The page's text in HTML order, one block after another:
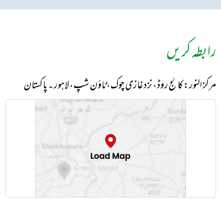
رابطہ کریں
مرکز النور: کالج روڈ، نزد غازی چوک، ٹاؤن شپ، لاہور ۔ پاکستان